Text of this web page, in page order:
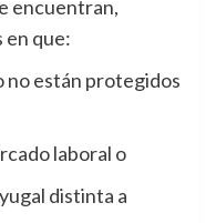
encuentran,
en que:
están protegidos
laboral o
distinta a